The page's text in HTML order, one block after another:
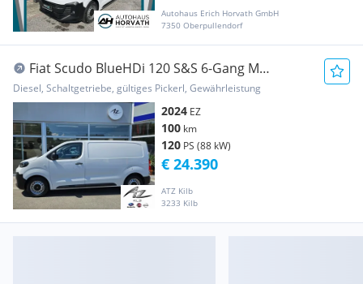
Autohaus Erich Horvath GmbH
7350 Oberpullendorf
Fiat Scudo BlueHDi 120 S&S 6-Gang M
Transporter / Kastenwagen
Diesel, Schaltgetriebe, gültiges Pickerl, Gewährleistung
2024 EZ
100 km
120 PS (88 kW)
ATZ Kilb
3233 Kilb
€ 24.390